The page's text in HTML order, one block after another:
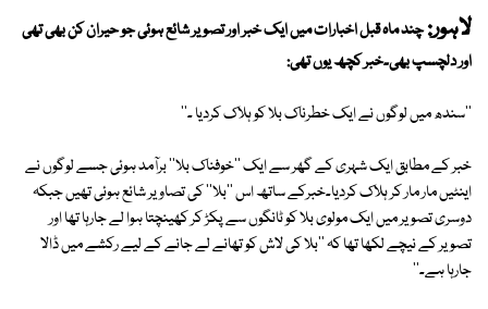
لاہور:چند ماہ قبل اخبارات میں ایک خبر اور تصویر شائع ہوئی جو حیران کن بھی تھی
اور دلچسپ بھی۔خبر کچھ یوں تھی:
''سندھ میں لوگوں نے ایک خطرناک بلا کو ہلاک کردیا ۔''
خبر کے مطابق ایک شہری کے گھر سے ایک ''خوفناک بلا'' برآمد ہوئی جسے لوگوں نے
اینٹیں مار مار کر ہلاک کردیا۔خبرکے ساتھ اس ''بلا'' کی تصاویر شائع ہوئی تھیں جبکہ
دوسری تصویر میں ایک مولوی بلا کو ٹانگوں سے پکڑ کر کھینچتا ہوا لے جارہا تھا اور
تصویر کے نیچے لکھا تھا کہ ''بلا کی لاش کو تھانے لے جانے کے لیے رکشے میں ڈالا
جارہا ہے۔''